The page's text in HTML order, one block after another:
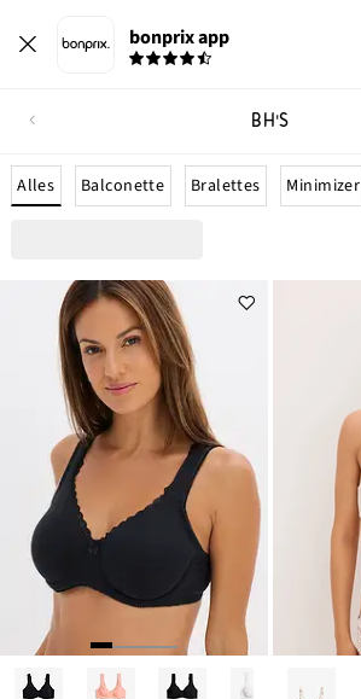
bonprix app
BH'S
Alles Balconette Bralettes Minimizer